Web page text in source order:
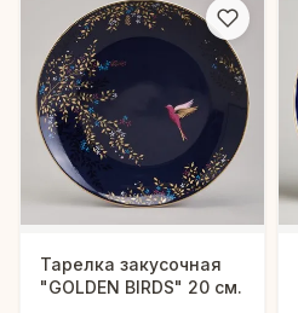
Тарелка закусочная
"GOLDEN BIRDS" 20 см.